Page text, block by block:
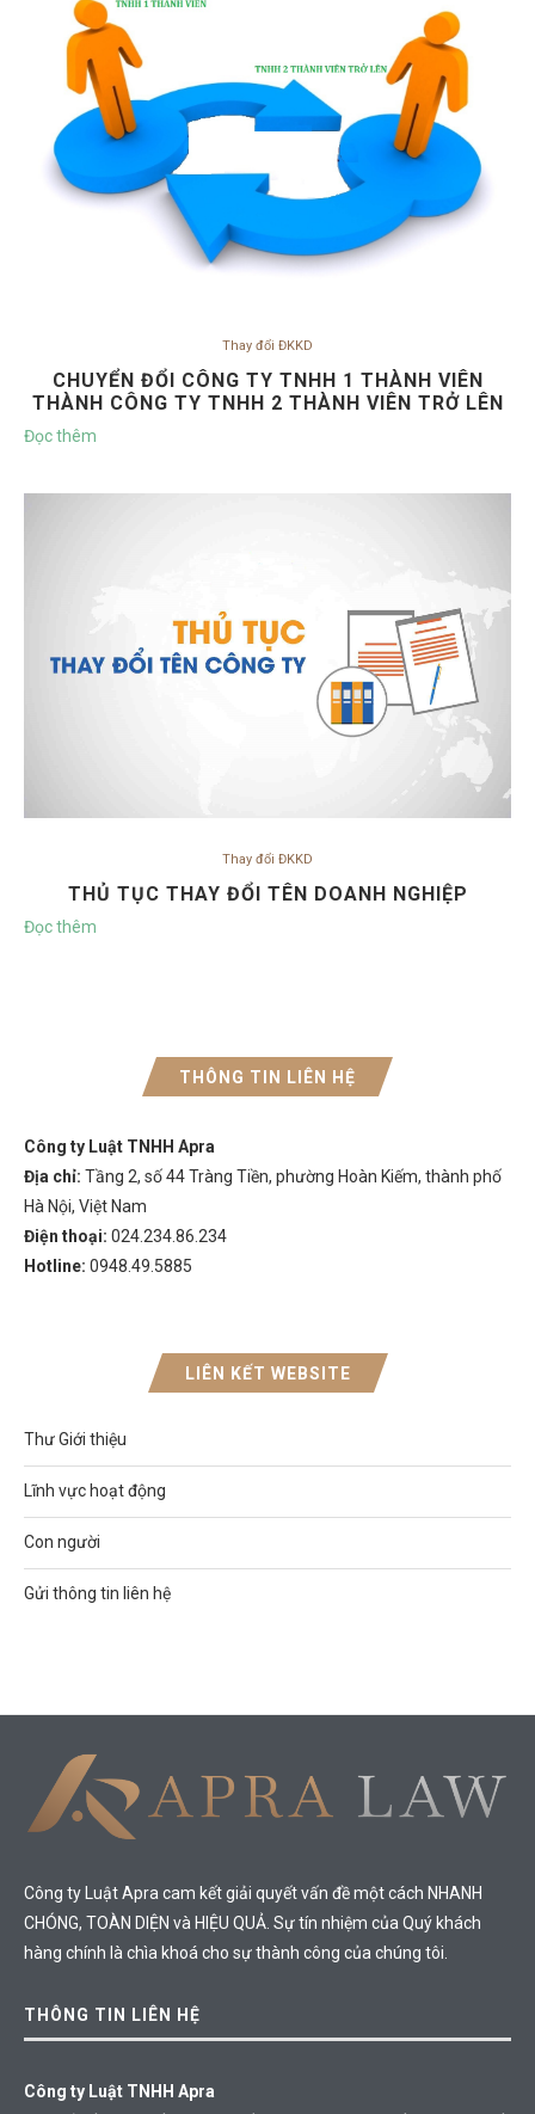
Thay đổi ĐKKD
CHUYỂN ĐỔI CÔNG TY TNHH 1 THÀNH VIÊN
THÀNH CÔNG TY TNHH 2 THÀNH VIÊN TRỞ LÊN
Đọc thêm
Thay đổi ĐKKD
THỦ TỤC THAY ĐỔI TÊN DOANH NGHIỆP
Đọc thêm
THÔNG TIN LIÊN HỆ
Công ty Luật TNHH Apra
Địa chỉ: Tầng 2, số 44 Tràng Tiền, phường Hoàn Kiếm, thành phố
Hà Nội, Việt Nam
Điện thoại: 024.234.86.234
Hotline: 0948.49.5885
LIÊN KẾT WEBSITE
Thư Giới thiệu
Lĩnh vực hoạt động
Con người
Gửi thông tin liên hệ
Công ty Luật Apra cam kết giải quyết vấn đề một cách NHANH
CHÓNG, TOÀN DIỆN và HIỆU QUẢ. Sự tín nhiệm của Quý khách
hàng chính là chìa khoá cho sự thành công của chúng tôi.
THÔNG TIN LIÊN HỆ
Công ty Luật TNHH Apra